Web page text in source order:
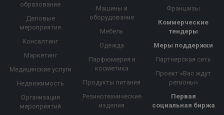
образование
Деловые
мероприятия
Консалтинг
Маркетинг
Медицинские услуги
Недвижимость
Организация
мероприятий
Машины и
оборудование
Мебель
Одежда
Парфюмерия и
косметика
Продукты питания
Резинотехнические
изделия
Франшизы
Коммерческие
тендеры
Меры поддержки
Партнерская сеть
Проект «Вас ждут
регионы»
Первая
социальная биржа